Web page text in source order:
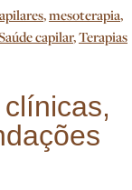
,mesoterapia,
capilar,Terapias